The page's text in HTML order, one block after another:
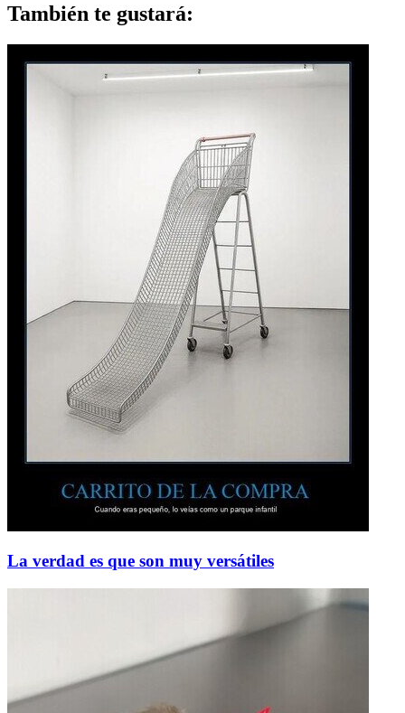
También te gustará:
La verdad es que son muy versátiles